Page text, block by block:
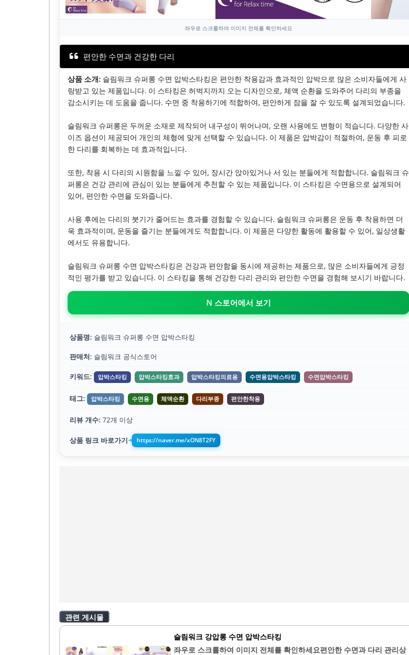
좌우로 스크롤하여 이미지 전체를 확인하세요
편안한 수면과 건강한 다리
상품 소개: 슬림워크 슈퍼롱 수면 압박스타킹은 편안한 착용감과 효과적인 압박으로 많은 소비자들에게 사
랑받고 있는 제품입니다. 이 스타킹은 허벅지까지 오는 디자인으로, 체액 순환을 도와주어 다리의 부종을
감소시키는 데 도움을 줍니다. 수면 중 착용하기에 적합하여, 편안하게 잠을 잘 수 있도록 설계되었습니다.
슬림워크 슈퍼롱은 두꺼운 소재로 제작되어 내구성이 뛰어나며, 오랜 사용에도 변형이 적습니다. 다양한 사
이즈 옵션이 제공되어 개인의 체형에 맞게 선택할 수 있습니다. 이 제품은 압박감이 적절하여, 운동 후 피로
한 다리를 회복하는 데 효과적입니다.
또한, 착용 시 다리의 시원함을 느낄 수 있어, 장시간 앉아있거나 서 있는 분들에게 적합합니다. 슬림워크 슈
퍼롱은 건강 관리에 관심이 있는 분들에게 추천할 수 있는 제품입니다. 이 스타킹은 수면용으로 설계되어
있어, 편안한 수면을 도와줍니다.
사용 후에는 다리의 붓기가 줄어드는 효과를 경험할 수 있습니다. 슬림워크 슈퍼롱은 운동 후 착용하면 더
욱 효과적이며, 운동을 즐기는 분들에게도 적합합니다. 이 제품은 다양한 활동에 활용할 수 있어, 일상생활
에서도 유용합니다.
슬림워크 슈퍼롱 수면 압박스타킹은 건강과 편안함을 동시에 제공하는 제품으로, 많은 소비자들에게 긍정
적인 평가를 받고 있습니다. 이 스타킹을 통해 건강한 다리 관리와 편안한 수면을 경험해 보시기 바랍니다.
N 스토어에서 보기
상품명: 슬림워크 슈퍼롱 수면 압박스타킹
판매처: 슬림워크 공식스토어
키워드: 압박스타킹 압박스타킹효과 압박스타킹의료용 수면용압박스타킹 수면압박스타킹
태그: 압박스타킹 수면용 체액순환 다리부종 편안한착용
리뷰 개수: 72개 이상
상품 링크 바로가기 ➔ https://naver.me/xON8T2FY
관련 게시물
슬림워크 강압롱 수면 압박스타킹
좌우로 스크롤하여 이미지 전체를 확인하세요편안한 수면과 다리 관리상